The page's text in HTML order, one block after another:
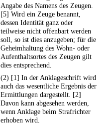
Angabe des Namens des Zeugen.
[5] Wird ein Zeuge benannt,
dessen Identität ganz oder
teilweise nicht offenbart werden
soll, so ist dies anzugeben; für die
Geheimhaltung des Wohn- oder
Aufenthaltsortes des Zeugen gilt
dies entsprechend.
(2) [1] In der Anklageschrift wird
auch das wesentliche Ergebnis der
Ermittlungen dargestellt. [2]
Davon kann abgesehen werden,
wenn Anklage beim Strafrichter
erhoben wird.